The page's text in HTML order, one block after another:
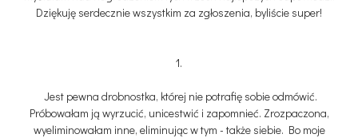
Dziękuję serdecznie wszystkim za zgłoszenia, byliście super!
1.
Jest pewna drobnostka, której nie potrafię sobie odmówić.
Próbowałam ją wyrzucić, unicestwić i zapomnieć. Zrozpaczona,
wyeliminowałam inne, eliminując w tym - także siebie. Bo moje